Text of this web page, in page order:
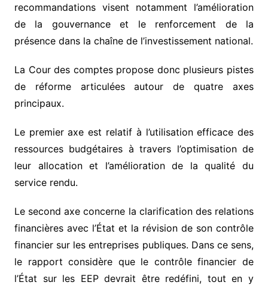
recommandations visent notamment l’amélioration
de la gouvernance et le renforcement de la
présence dans la chaîne de l’investissement national.
La Cour des comptes propose donc plusieurs pistes
de réforme articulées autour de quatre axes
principaux.
Le premier axe est relatif à l’utilisation efficace des
ressources budgétaires à travers l’optimisation de
leur allocation et l’amélioration de la qualité du
service rendu.
Le second axe concerne la clarification des relations
financières avec l’État et la révision de son contrôle
financier sur les entreprises publiques. Dans ce sens,
le rapport considère que le contrôle financier de
l’État sur les EEP devrait être redéfini, tout en y